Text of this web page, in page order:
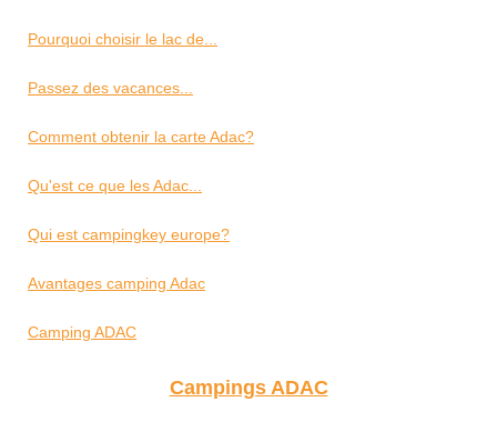
Pourquoi choisir le lac de...
Passez des vacances...
Comment obtenir la carte Adac?
Qu'est ce que les Adac...
Qui est campingkey europe?
Avantages camping Adac
Camping ADAC
Campings ADAC